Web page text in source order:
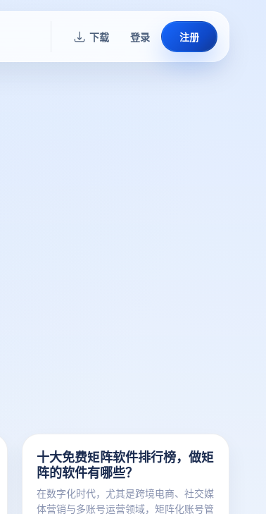
下载 登录 注册
十大免费矩阵软件排行榜，做矩
阵的软件有哪些？
在数字化时代，尤其是跨境电商、社交媒
体营销与多账号运营领域，矩阵化账号管